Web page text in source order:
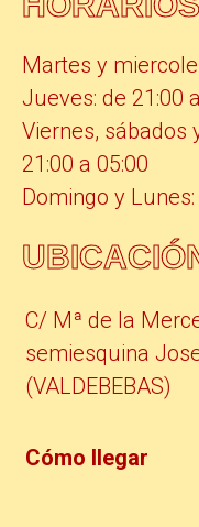
Martes y
Jueves: de 21:00
Viernes, sábados
21:00 a 05:00
Domingo y
C/ Mª de la
semiesquina
(VALDEBEBAS)
Cómo llegar